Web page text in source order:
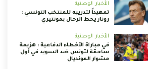
الأخبار الوطنية
تمهيداً لتدريبه للمنتخب التونسي :
رونار يحط الرحال بمونتيري
الأخبار الوطنية
في مباراة الأخطاء الدفاعية : هزيمة
ساحقة لتونس ضد السويد في أول
مشوار المونديال